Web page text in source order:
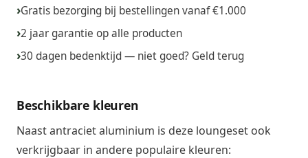
Gratis bezorging bij bestellingen vanaf €1.000
2 jaar garantie op alle producten
30 dagen bedenktijd — niet goed? Geld terug
Beschikbare kleuren
Naast antraciet aluminium is deze loungeset ook
verkrijgbaar in andere populaire kleuren: